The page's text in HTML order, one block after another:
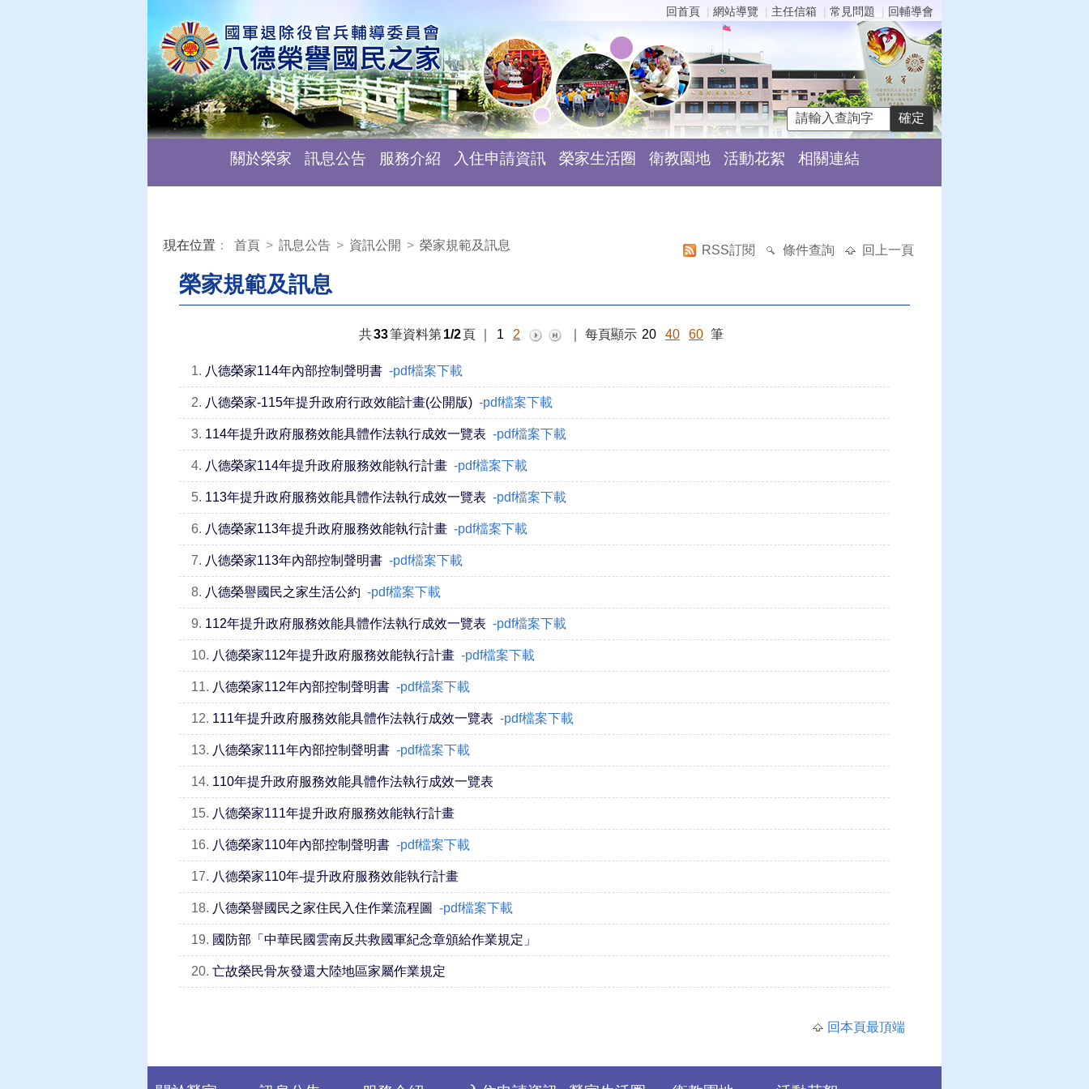
回首頁 網站導覽 主任信箱 常見問題 回輔導會
關於榮家 訊息公告 服務介紹 入住申請資訊 榮家生活圈 衛教園地 活動花絮 相關連結
:::
現在位置 ： 首頁 > 訊息公告 > 資訊公開 > 榮家規範及訊息 RSS訂閱 條件查詢 回上一頁
榮家規範及訊息
共33筆資料第1/2頁 1 2 每頁顯示 20 40 60 筆
1. 八德榮家114年內部控制聲明書 -pdf檔案下載
2. 八德榮家-115年提升政府行政效能計畫(公開版) -pdf檔案下載
3. 114年提升政府服務效能具體作法執行成效一覽表 -pdf檔案下載
4. 八德榮家114年提升政府服務效能執行計畫 -pdf檔案下載
5. 113年提升政府服務效能具體作法執行成效一覽表 -pdf檔案下載
6. 八德榮家113年提升政府服務效能執行計畫 -pdf檔案下載
7. 八德榮家113年內部控制聲明書 -pdf檔案下載
8. 八德榮譽國民之家生活公約 -pdf檔案下載
9. 112年提升政府服務效能具體作法執行成效一覽表 -pdf檔案下載
10. 八德榮家112年提升政府服務效能執行計畫 -pdf檔案下載
11. 八德榮家112年內部控制聲明書 -pdf檔案下載
12. 111年提升政府服務效能具體作法執行成效一覽表 -pdf檔案下載
13. 八德榮家111年內部控制聲明書 -pdf檔案下載
14. 110年提升政府服務效能具體作法執行成效一覽表
15. 八德榮家111年提升政府服務效能執行計畫
16. 八德榮家110年內部控制聲明書 -pdf檔案下載
17. 八德榮家110年-提升政府服務效能執行計畫
18. 八德榮譽國民之家住民入住作業流程圖 -pdf檔案下載
19. 國防部「中華民國雲南反共救國軍紀念章頒給作業規定」
20. 亡故榮民骨灰發還大陸地區家屬作業規定
回本頁最頂端